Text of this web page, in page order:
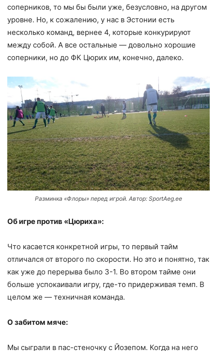
соперников, то мы бы были уже, безусловно, на другом
уровне. Но, к сожалению, у нас в Эстонии есть
несколько команд, вернее 4, которые конкурируют
между собой. А все остальные — довольно хорошие
соперники, но до ФК Цюрих им, конечно, далеко.
Разминка «Флоры» перед игрой. Автор: SportAeg.ee
Об игре против «Цюриха»:
Что касается конкретной игры, то первый тайм
отличался от второго по скорости. Но это и понятно, так
как уже до перерыва было 3-1. Во втором тайме они
больше успокаивали игру, где-то придерживая темп. В
целом же — техничная команда.
О забитом мяче:
Мы сыграли в пас-стеночку с Йозепом. Когда на него